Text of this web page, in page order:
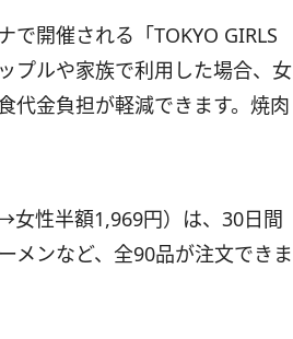
で開催される「TOKYO GIRLS
プルや家族で利用した場合、女
代金負担が軽減できます。焼肉
女性半額1,969円）は、30日間
メンなど、全90品が注文できま